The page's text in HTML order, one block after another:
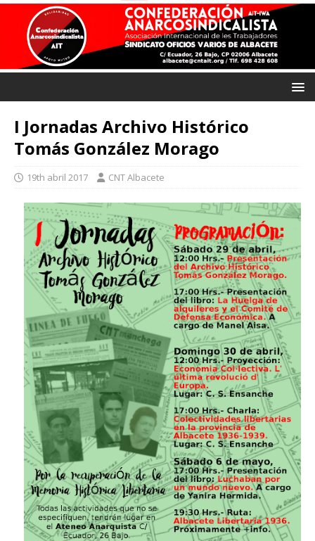
I Jornadas Archivo Histórico
Tomás González Morago
19th abril 2017 CNT Albacete